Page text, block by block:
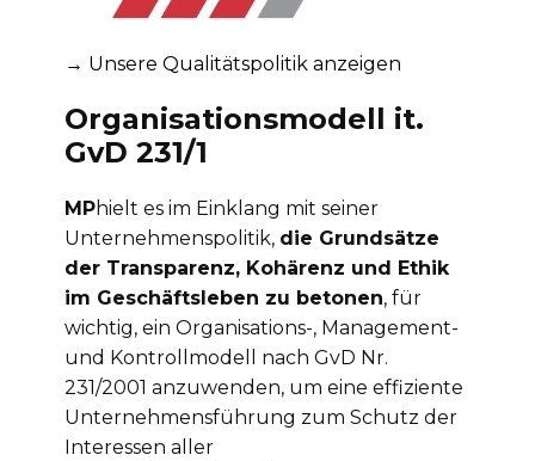
→ Unsere Qualitätspolitik anzeigen
Organisationsmodell it.
GvD 231/1
MPhielt es im Einklang mit seiner
Unternehmenspolitik, die Grundsätze
der Transparenz, Kohärenz und Ethik
im Geschäftsleben zu betonen, für
wichtig, ein Organisations-, Management-
und Kontrollmodell nach GvD Nr.
231/2001 anzuwenden, um eine effiziente
Unternehmensführung zum Schutz der
Interessen aller